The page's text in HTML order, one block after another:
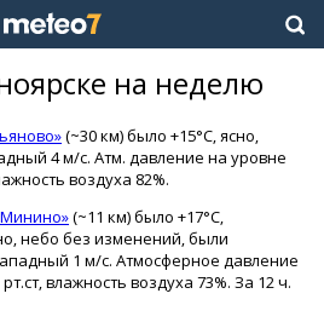
на неделю
(~30 км) было +15°C, ясно,
4 м/с. Атм. давление на уровне
воздуха 82%.
(~11 км) было +17°C,
небо без изменений, были
1 м/с. Атмосферное давление
влажность воздуха 73%. За 12 ч.